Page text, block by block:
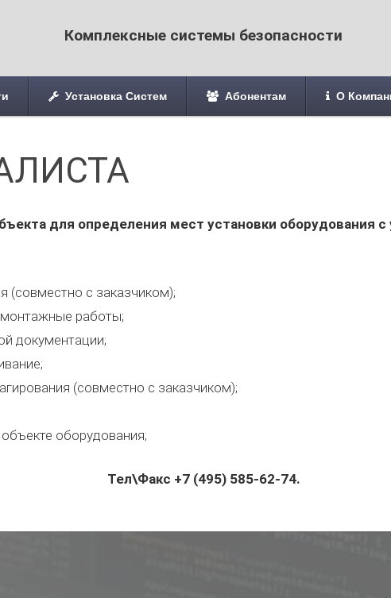
Комплексные системы безопасности
Установка Систем Абонентам О
для определения мест установки оборудования с
(совместно с заказчиком);
работы;
документации;
(совместно с заказчиком);
оборудования;
Тел\Факс +7 (495) 585-62-74.